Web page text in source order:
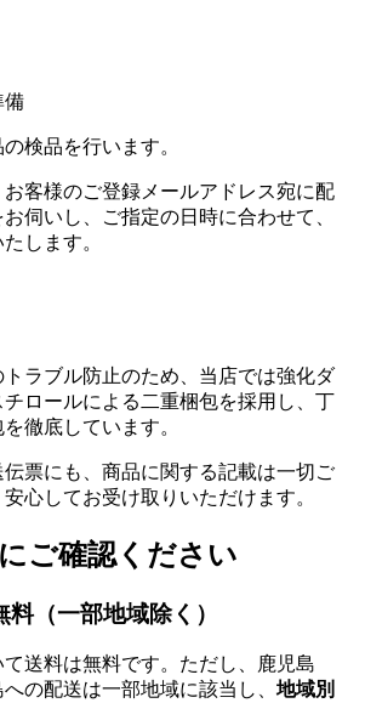
備
検品を行います。
客様のご登録メールアドレス宛に配
伺いし、ご指定の日時に合わせて、
します。
ラブル防止のため、当店では強化ダ
ロールによる二重梱包を採用し、丁
徹底しています。
伝票にも、商品に関する記載は一切ご
心してお受け取りいただけます。
ご確認ください
（一部地域除く）
て送料は無料です。ただし、鹿児島
の配送は一部地域に該当し、 地域別